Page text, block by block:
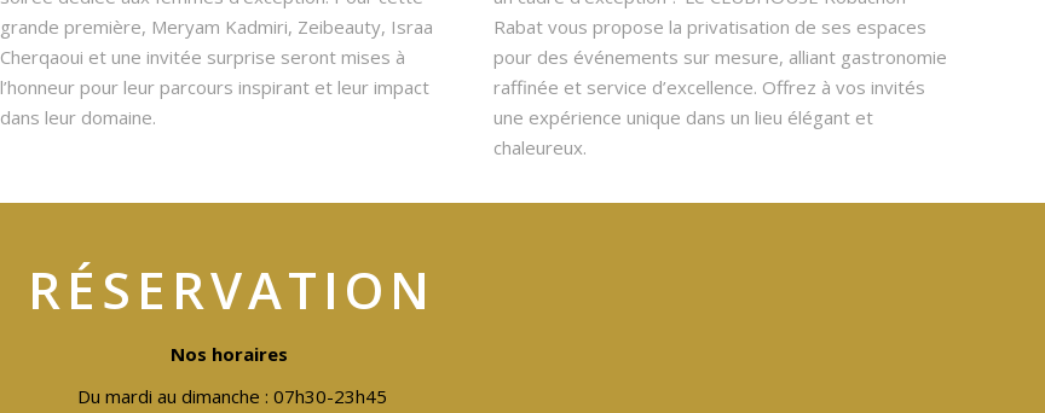
grande première, Meryam Kadmiri, Zeibeauty, Israa
Cherqaoui et une invitée surprise seront mises à
l’honneur pour leur parcours inspirant et leur impact
dans leur domaine.
Rabat vous propose la privatisation de ses espaces
pour des événements sur mesure, alliant gastronomie
raffinée et service d’excellence. Offrez à vos invités
une expérience unique dans un lieu élégant et
chaleureux.
RÉSERVATION
Nos horaires
Du mardi au dimanche : 07h30-23h45